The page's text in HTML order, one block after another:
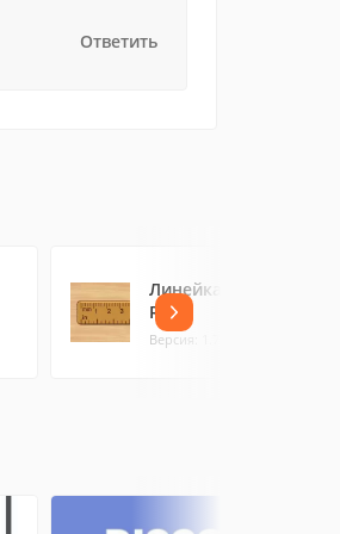
Ответить
Линейка : Smart
Ruler
Версия: 1.7.3 (12.02 МБ)